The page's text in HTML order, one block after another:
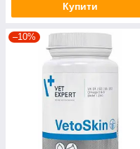
Купити
–10%